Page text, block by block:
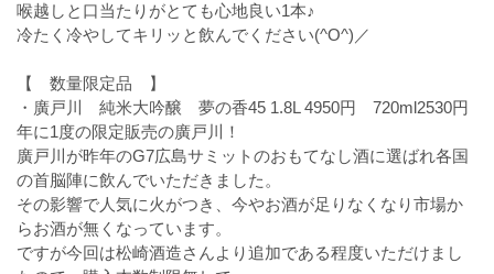
喉越しと口当たりがとても心地良い1本♪
冷たく冷やしてキリッと飲んでください(^O^)／
【 数量限定品 】
・廣戸川 純米大吟醸 夢の香45 1.8L 4950円 720ml2530円
年に1度の限定販売の廣戸川！
廣戸川が昨年のG7広島サミットのおもてなし酒に選ばれ各国
の首脳陣に飲んでいただきました。
その影響で人気に火がつき、今やお酒が足りなくなり市場か
らお酒が無くなっています。
ですが今回は松崎酒造さんより追加である程度いただけまし